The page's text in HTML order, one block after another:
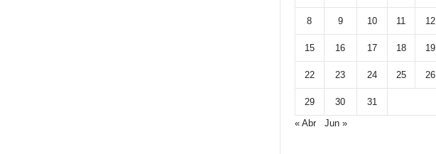
8 9 10 11 12
15 16 17 18 19
22 23 24 25 26
29 30
31
« Abr
Jun »